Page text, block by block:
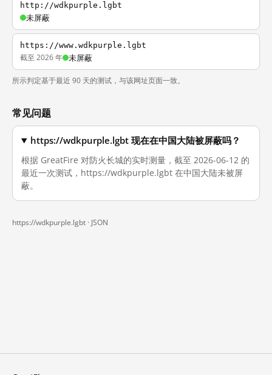
http://wdkpurple.lgbt
未屏蔽
https://www.wdkpurple.lgbt
截至 2026 年 未屏蔽
所示判定基于最近 90 天的测试，与该网址页面一致。
常见问题
https://wdkpurple.lgbt 现在在中国大陆被屏蔽吗？
根据 GreatFire 对防火长城的实时测量，截至 2026-06-12 的
最近一次测试，https://wdkpurple.lgbt 在中国大陆未被屏
蔽。
https://wdkpurple.lgbt · JSON